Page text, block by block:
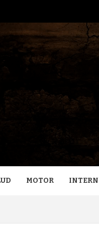
MOTOR